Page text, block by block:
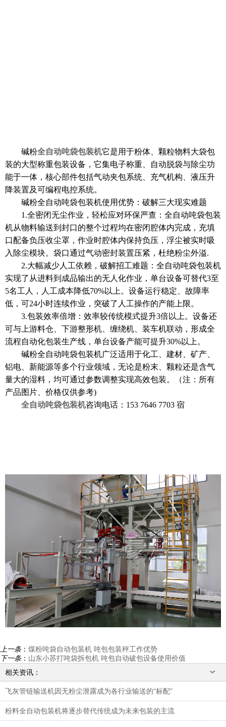
碱粉全自动吨袋包装机它是用于粉体、颗粒物料大袋包
装的大型称重包装设备，它集电子称重、自动脱袋与除尘功
能于一体，核心部件包括气动夹包系统、充气机构、液压升
降装置及可编程电控系统。
碱粉全自动吨袋包装机使用优势：破解三大现实难题
1.全密闭无尘作业，轻松应对环保严查：全自动吨袋包装
机从物料输送到封口的整个过程均在密闭腔体内完成，充填
口配备负压收尘罩，作业时腔体内保持负压，浮尘被实时吸
入除尘模块。袋口通过气动密封装置压紧，杜绝粉尘外溢.
2.大幅减少人工依赖，破解招工难题：全自动吨袋包装机
实现了从进料到成品输出的无人化作业，单台设备可替代3至
5名工人，人工成本降低70%以上。设备运行稳定、故障率
低，可24小时连续作业，突破了人工操作的产能上限。
3.包装效率倍增：效率较传统模式提升3倍以上。设备还
可与上游料仓、下游整形机、缠绕机、装车机联动，形成全
流程自动化包装生产线，单台设备产能可提升30%以上。
碱粉全自动吨袋包装机广泛适用于化工、建材、矿产、
铝电、新能源等多个行业领域，无论是粉末、颗粒还是含气
量大的湿料，均可通过参数调整实现高效包装。（注：所有
产品图片、价格仅供参考)
全自动吨袋包装机咨询电话： 153 7646 7703 宿
上一条： 煤粉吨袋自动包装机 吨包包装秤工作优势
下一条： 山东小苏打吨袋拆包机 吨包自动破包设备使用价值
相关资讯：
飞灰管链输送机因无粉尘泄露成为各行业输送的“标配”
粉料全自动包装机将逐步替代传统成为未来包装的主流